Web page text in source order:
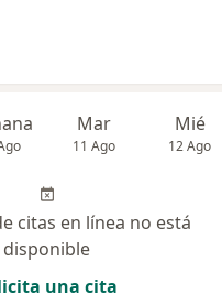
Mar
11 Ago
Mié
12 Ago
citas en línea no está
disponible
una cita